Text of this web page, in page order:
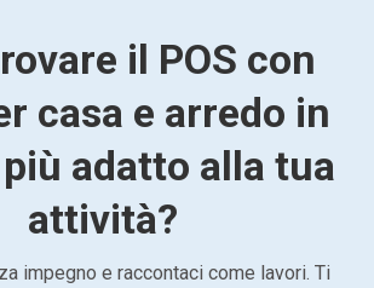
il POS con
casa e arredo in
adatto alla tua
attività?
impegno e raccontaci come lavori. Ti